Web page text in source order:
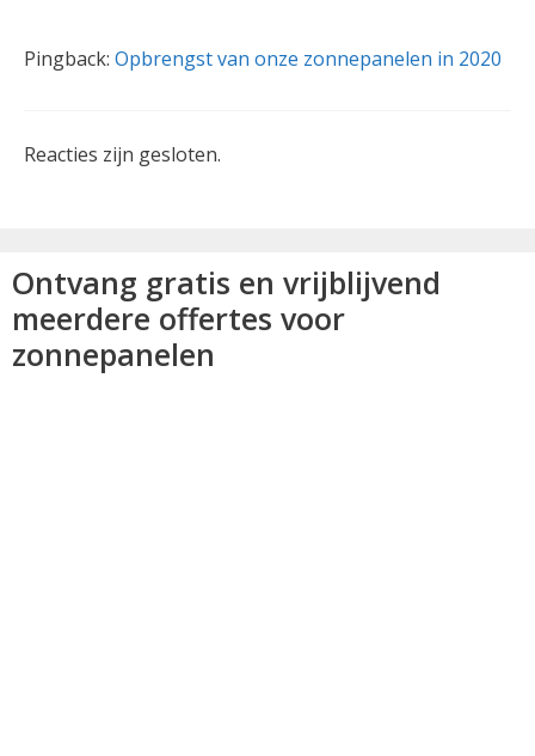
Pingback: Opbrengst van onze zonnepanelen in 2020
Reacties zijn gesloten.
Ontvang gratis en vrijblijvend
meerdere offertes voor
zonnepanelen